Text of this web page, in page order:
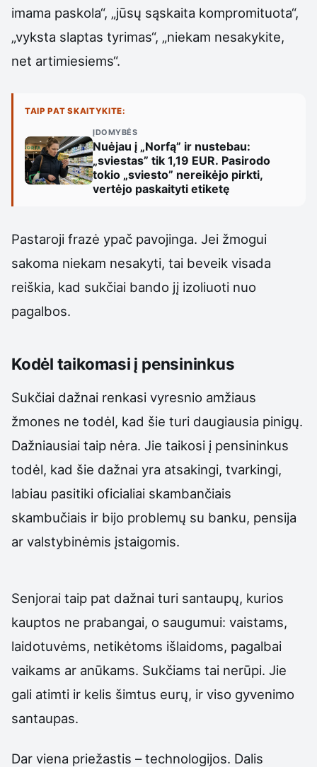
imama paskola“, „jūsų sąskaita kompromituota“,
„vyksta slaptas tyrimas“, „niekam nesakykite,
net artimiesiems“.
TAIP PAT SKAITYKITE:
ĮDOMYBĖS
Nuėjau į „Norfą” ir nustebau:
„sviestas” tik 1,19 EUR. Pasirodo
tokio „sviesto” nereikėjo pirkti,
vertėjo paskaityti etiketę
Pastaroji frazė ypač pavojinga. Jei žmogui
sakoma niekam nesakyti, tai beveik visada
reiškia, kad sukčiai bando jį izoliuoti nuo
pagalbos.
Kodėl taikomasi į pensininkus
Sukčiai dažnai renkasi vyresnio amžiaus
žmones ne todėl, kad šie turi daugiausia pinigų.
Dažniausiai taip nėra. Jie taikosi į pensininkus
todėl, kad šie dažnai yra atsakingi, tvarkingi,
labiau pasitiki oficialiai skambančiais
skambučiais ir bijo problemų su banku, pensija
ar valstybinėmis įstaigomis.
Senjorai taip pat dažnai turi santaupų, kurios
kauptos ne prabangai, o saugumui: vaistams,
laidotuvėms, netikėtoms išlaidoms, pagalbai
vaikams ar anūkams. Sukčiams tai nerūpi. Jie
gali atimti ir kelis šimtus eurų, ir viso gyvenimo
santaupas.
Dar viena priežastis – technologijos. Dalis